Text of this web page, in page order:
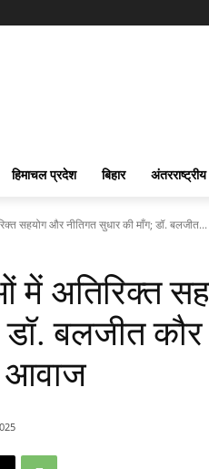
हिमाचल प्रदेश बिहार अंतरराष्ट्रीय
सहयोग और नीतिगत सुधार की माँग; डॉ. बलजीत...
में अतिरिक्त
बलजीत कौर
आवाज